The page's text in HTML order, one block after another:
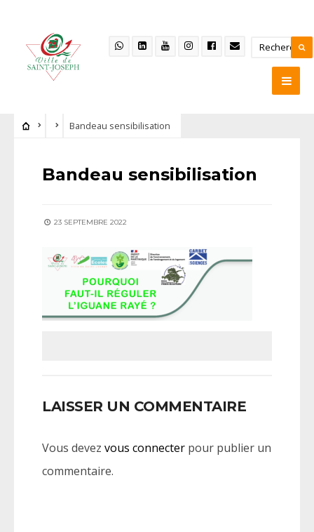
Bandeau sensibilisation
Bandeau sensibilisation
23 SEPTEMBRE 2022
LAISSER UN COMMENTAIRE
Vous devez vous connecter pour publier un
commentaire.